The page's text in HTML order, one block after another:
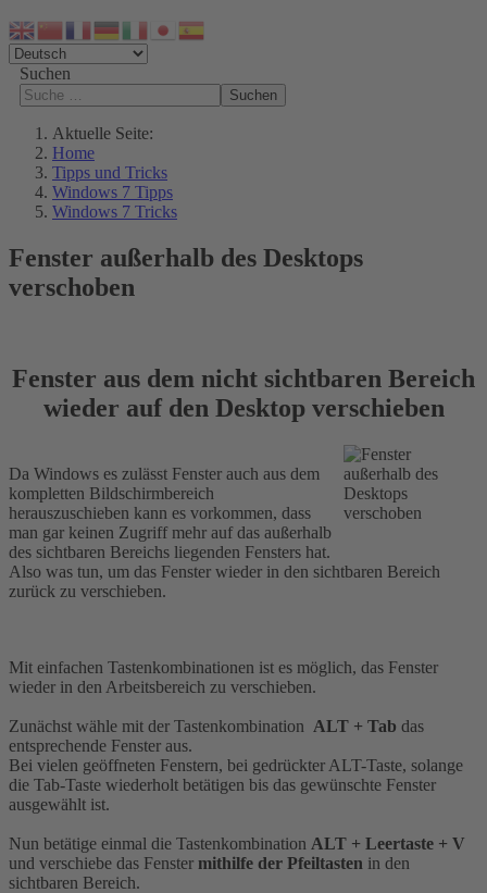
Suchen
Suchen
Aktuelle Seite:
Home
Tipps und Tricks
Windows 7 Tipps
Windows 7 Tricks
Fenster außerhalb des Desktops
verschoben
Fenster aus dem nicht sichtbaren Bereich
wieder auf den Desktop verschieben
Da Windows es zulässt Fenster auch aus dem
kompletten Bildschirmbereich
herauszuschieben kann es vorkommen, dass
man gar keinen Zugriff mehr auf das außerhalb
des sichtbaren Bereichs liegenden Fensters hat.
Also was tun, um das Fenster wieder in den sichtbaren Bereich
zurück zu verschieben.
Mit einfachen Tastenkombinationen ist es möglich, das Fenster
wieder in den Arbeitsbereich zu verschieben.
Zunächst wähle mit der Tastenkombination ALT + Tab das
entsprechende Fenster aus.
Bei vielen geöffneten Fenstern, bei gedrückter ALT-Taste, solange
die Tab-Taste wiederholt betätigen bis das gewünschte Fenster
ausgewählt ist.
Nun betätige einmal die Tastenkombination ALT + Leertaste + V
und verschiebe das Fenster mithilfe der Pfeiltasten in den
sichtbaren Bereich.